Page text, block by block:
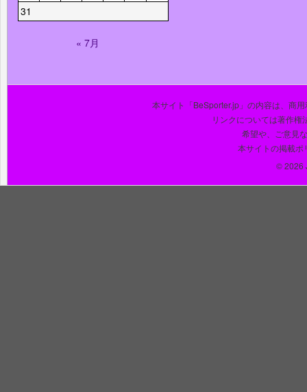
31
« 7月
本サイト「BeSporter.jp」の内容は、商
リンクについては著作権
希望や、ご意見
本サイトの掲載ポ
© 2026